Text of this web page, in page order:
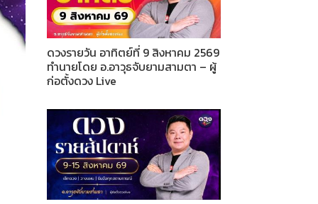
ดวงรายวัน อาทิตย์ที่ 9 สิงหาคม 2569
ทำนายโดย อ.อาวุธจับยามสามตา – ผู้
ก่อตั้งดวง Live